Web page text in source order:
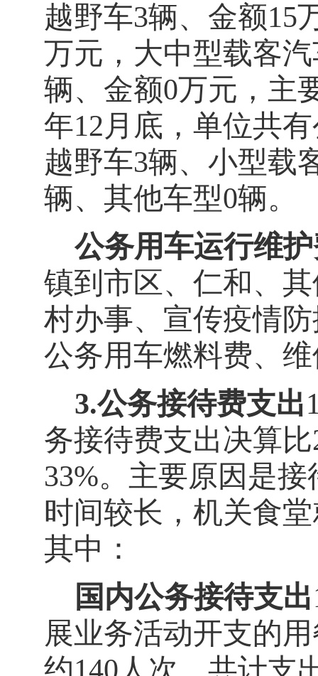
越野车3辆、金额15
万元，大中型载客
辆、金额0万元，主
年12 月底，单位共
越野车3辆、小型载
辆、其他车型0辆。
公务用车运行维
镇到市区、仁和、
村办事、宣传疫情
公务用车燃料费、
3.公务接待费支出
务接待费支出决算比
33%。主要原因是接
时间较长，机关食
其中：
国内公务接待支出
展业务活动开支的